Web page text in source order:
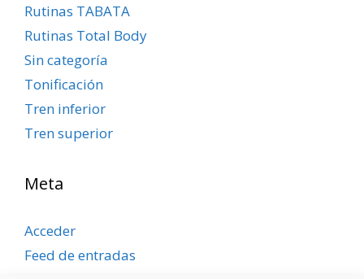
Rutinas TABATA
Rutinas Total Body
Sin categoría
Tonificación
Tren inferior
Tren superior
Meta
Acceder
Feed de entradas